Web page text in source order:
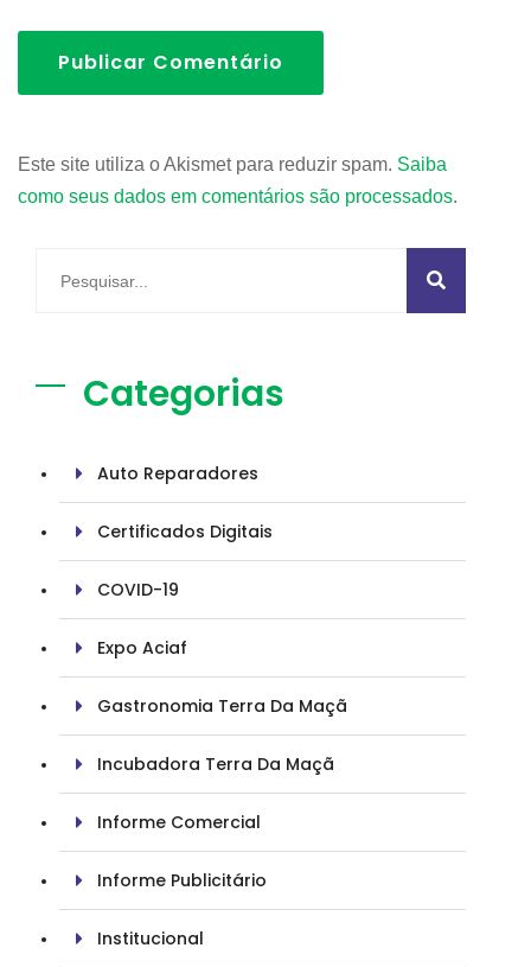
Publicar Comentário
Este site utiliza o Akismet para reduzir spam. Saiba
como seus dados em comentários são processados.
Categorias
Auto Reparadores
Certificados Digitais
COVID-19
Expo Aciaf
Gastronomia Terra Da Maçã
Incubadora Terra Da Maçã
Informe Comercial
Informe Publicitário
Institucional